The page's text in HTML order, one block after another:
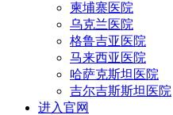
柬埔寨医院
乌克兰医院
格鲁吉亚医院
马来西亚医院
哈萨克斯坦医院
吉尔吉斯斯坦医院
进入官网